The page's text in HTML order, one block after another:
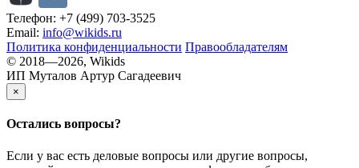
Телефон: +7 (499) 703-3525
Email: info@wikids.ru
Политика конфиденциальности Правообладателям
© 2018—2026, Wikids
ИП Муталов Артур Сагадеевич
×
Остались вопросы?
Если у вас есть деловые вопросы или другие вопросы,